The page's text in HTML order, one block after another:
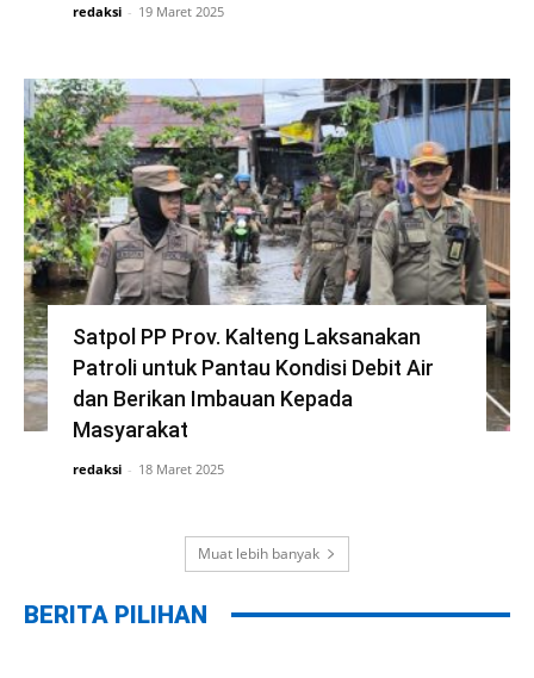
redaksi - 19 Maret 2025
Satpol PP Prov. Kalteng Laksanakan
Patroli untuk Pantau Kondisi Debit Air
dan Berikan Imbauan Kepada
Masyarakat
redaksi - 18 Maret 2025
Muat lebih banyak
BERITA PILIHAN